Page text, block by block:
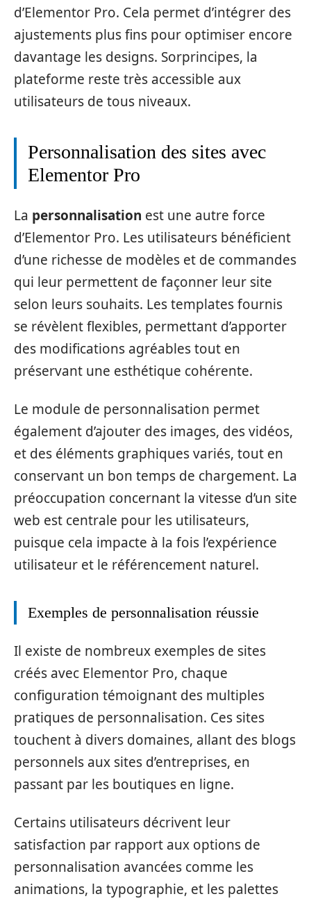
d’Elementor Pro. Cela permet d’intégrer des
ajustements plus fins pour optimiser encore
davantage les designs. Sorprincipes, la
plateforme reste très accessible aux
utilisateurs de tous niveaux.
Personnalisation des sites avec
Elementor Pro
La personnalisation est une autre force
d’Elementor Pro. Les utilisateurs bénéficient
d’une richesse de modèles et de commandes
qui leur permettent de façonner leur site
selon leurs souhaits. Les templates fournis
se révèlent flexibles, permettant d’apporter
des modifications agréables tout en
préservant une esthétique cohérente.
Le module de personnalisation permet
également d’ajouter des images, des vidéos,
et des éléments graphiques variés, tout en
conservant un bon temps de chargement. La
préoccupation concernant la vitesse d’un site
web est centrale pour les utilisateurs,
puisque cela impacte à la fois l’expérience
utilisateur et le référencement naturel.
Exemples de personnalisation réussie
Il existe de nombreux exemples de sites
créés avec Elementor Pro, chaque
configuration témoignant des multiples
pratiques de personnalisation. Ces sites
touchent à divers domaines, allant des blogs
personnels aux sites d’entreprises, en
passant par les boutiques en ligne.
Certains utilisateurs décrivent leur
satisfaction par rapport aux options de
personnalisation avancées comme les
animations, la typographie, et les palettes